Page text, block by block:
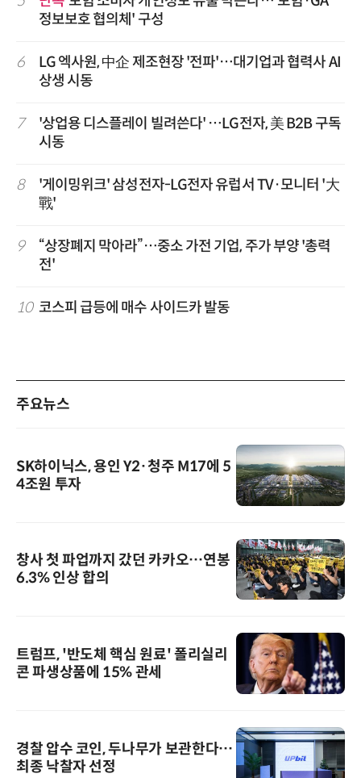
정보보호 협의체' 구성
6
LG 엑사원, 中企 제조현장 '전파'…대기업과 협력사 AI
상생 시동
7
'상업용 디스플레이 빌려쓴다' …LG전자, 美 B2B 구독
시동
8
'게이밍위크' 삼성전자-LG전자 유럽서 TV·모니터 '大
戰'
9
“상장폐지 막아라”…중소 가전 기업, 주가 부양 '총력
전'
10 코스피 급등에 매수 사이드카 발동
주요뉴스
SK하이닉스, 용인 Y2·청주 M17에 5
4조원 투자
창사 첫 파업까지 갔던 카카오…연봉
6.3% 인상 합의
트럼프, '반도체 핵심 원료' 폴리실리
콘 파생상품에 15% 관세
경찰 압수 코인, 두나무가 보관한다…
최종 낙찰자 선정